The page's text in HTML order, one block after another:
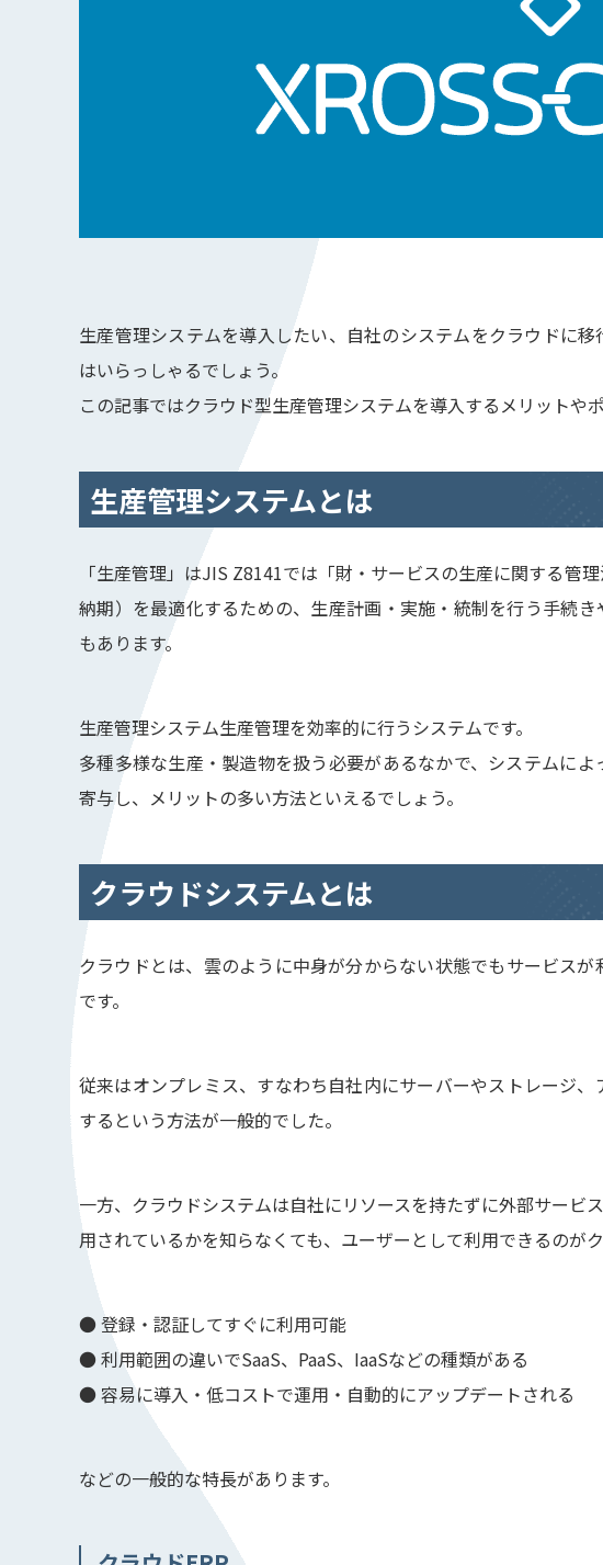
生産管理システムを導入したい、自社のシステムをクラウドに
はいらっしゃるでしょう。
この記事ではクラウド型生産管理システムを導入するメリットや
生産管理システムとは
「生産管理」はJIS Z8141では「財・サービスの生産に関する管
納期）を最適化するための、生産計画・実施・統制を行う手続
もあります。
生産管理システム生産管理を効率的に行うシステムです。
多種多様な生産・製造物を扱う必要があるなかで、システムに
寄与し、メリットの多い方法といえるでしょう。
クラウドシステムとは
クラウドとは、雲のように中身が分からない状態でもサービス
です。
従来はオンプレミス、すなわち自社内にサーバーやストレージ
するという方法が一般的でした。
一方、クラウドシステムは自社にリソースを持たずに外部サービ
用されているかを知らなくても、ユーザーとして利用できるのが
● 登録・認証してすぐに利用可能
● 利用範囲の違いでSaaS、PaaS、IaaSなどの種類がある
● 容易に導入・低コストで運用・自動的にアップデートされる
などの一般的な特長があります。